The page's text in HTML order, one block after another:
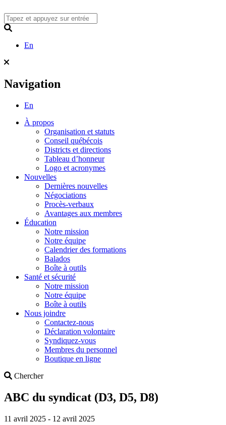
to
content
En
Navigation
En
À propos
Organisation et statuts
Conseil québécois
Districts et directions
Tableau d’honneur
Logo et acronymes
Nouvelles
Dernières nouvelles
Négociations
Procès-verbaux
Avantages aux membres
Éducation
Notre mission
Notre équipe
Calendrier des formations
Balados
Boîte à outils
Santé et sécurité
Notre mission
Notre équipe
Boîte à outils
Nous joindre
Contactez-nous
Déclaration volontaire
Syndiquez-vous
Membres du personnel
Boutique en ligne
ChercherSearch
ABC du syndicat (D3, D5, D8)
11 avril 2025 - 12 avril 2025